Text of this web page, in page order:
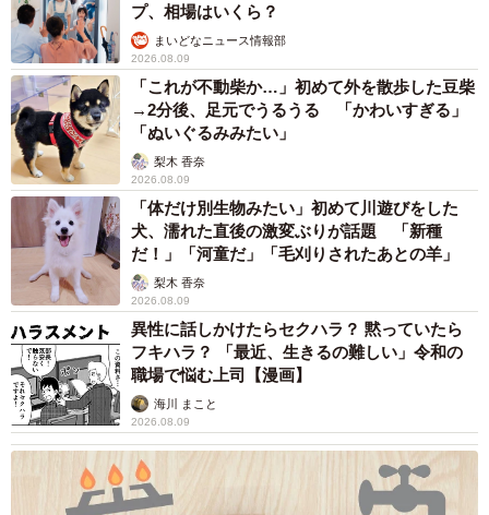
「私がソファで横になると必ずやって来て、一緒に寝てく
れます。パソコンで作業をしていると膝に乗って甘えてく
ることも。かまってほしいのかもしれませんね」
一方、2歳のみくちゃんはとても賢く、落ち着いた子だとい
います。
「るりが私に甘えているときは、少し距離を置くのです。
空気を読んで“大人の対応”をしているのでしょう。でも、自
分が甘えられるときは思いきり甘えてきます。そんな姿が
たまらなく愛おしいです」
かつて異なる境遇で保護されたるりちゃんとみくちゃん。
しかし今では、お互いを大切にしながら過ごす、かけがえ
のない存在になりました。
「ふたりが仲良く過ごしている姿を見ると、子どもが小さ
プ、相場はいくら？
まいどなニュース情報部
2026.08.09
「これが不動柴か…」初めて外を散歩した豆柴
→2分後、足元でうるうる 「かわいすぎる」
「ぬいぐるみみたい」
梨木 香奈
2026.08.09
「体だけ別生物みたい」初めて川遊びをした
犬、濡れた直後の激変ぶりが話題 「新種
だ！」「河童だ」「毛刈りされたあとの羊」
梨木 香奈
2026.08.09
異性に話しかけたらセクハラ？ 黙っていたら
フキハラ？ 「最近、生きるの難しい」令和の
職場で悩む上司【漫画】
海川 まこと
2026.08.09